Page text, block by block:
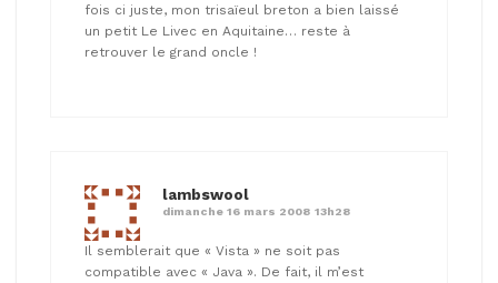
fois ci juste, mon trisaïeul breton a bien laissé
un petit Le Livec en Aquitaine… reste à
retrouver le grand oncle !
lambswool
dimanche 16 mars 2008 13h28
Il semblerait que « Vista » ne soit pas
compatible avec « Java ». De fait, il m’est